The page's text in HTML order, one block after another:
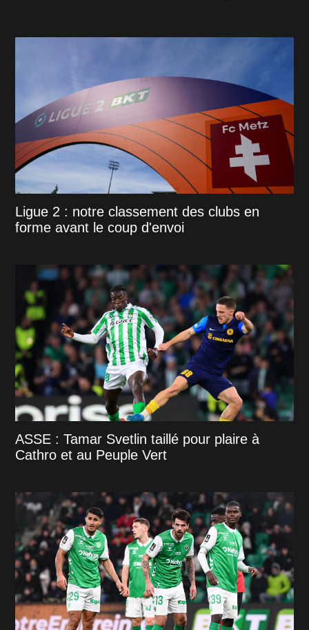
Ligue 2 : notre classement des clubs en
forme avant le coup d'envoi
ASSE : Tamar Svetlin taillé pour plaire à
Cathro et au Peuple Vert